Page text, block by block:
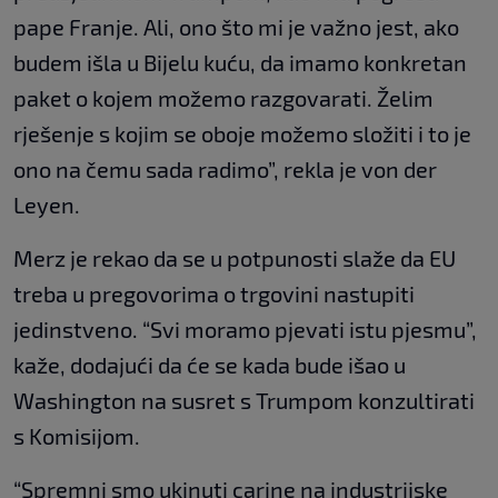
pape Franje. Ali, ono što mi je važno jest, ako
budem išla u Bijelu kuću, da imamo konkretan
paket o kojem možemo razgovarati. Želim
rješenje s kojim se oboje možemo složiti i to je
ono na čemu sada radimo”, rekla je von der
Leyen.
Merz je rekao da se u potpunosti slaže da EU
treba u pregovorima o trgovini nastupiti
jedinstveno. “Svi moramo pjevati istu pjesmu”,
kaže, dodajući da će se kada bude išao u
Washington na susret s Trumpom konzultirati
s Komisijom.
“Spremni smo ukinuti carine na industrijske